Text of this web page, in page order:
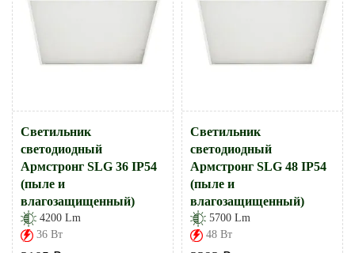
Светильник
светодиодный
Армстронг SLG 36 IP54
(пыле и
влагозащищенный)
4200 Lm
36 Вт
Светильник
светодиодный
Армстронг SLG 48 IP54
(пыле и
влагозащищенный)
5700 Lm
48 Вт